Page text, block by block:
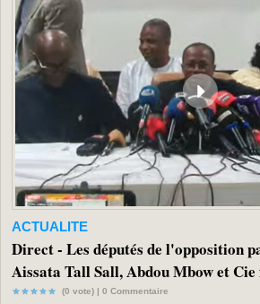
ACTUALITE
Direct - Les députés de l'opposition
Aissata Tall Sall, Abdou Mbow et Cie
(0 vote) | 0 Commentaire